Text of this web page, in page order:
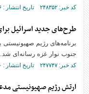
کد خبر: ۲۴۸۳۵۲ تاریخ انتشار : ۱۴۰۳/۰۴/۱۶
طرح‌های جدید اسرائیل
برنامه‌های رژیم صهیونیستی
جنوب نوار غزه رسانه‌ای شد.
کد خبر: ۲۴۷۷۴۷ تاریخ انتشار : ۱۴۰۳/۰۴/۱۰
ارتش رژیم صهیونیستی